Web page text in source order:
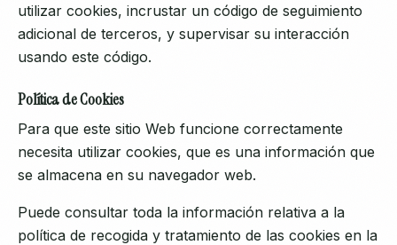
utilizar cookies, incrustar un código de seguimiento
adicional de terceros, y supervisar su interacción
usando este código.
Política de Cookies
Para que este sitio Web funcione correctamente
necesita utilizar cookies, que es una información que
se almacena en su navegador web.
Puede consultar toda la información relativa a la
política de recogida y tratamiento de las cookies en la